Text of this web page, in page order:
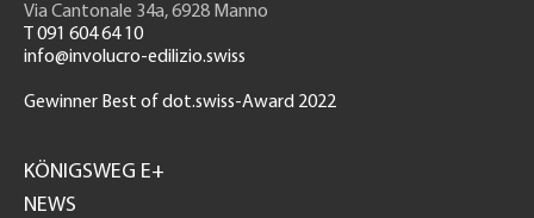
Via Cantonale 34a, 6928 Manno
T 091 604 64 10
info@involucro-edilizio.swiss
Gewinner Best of dot.swiss-Award 2022
GH
KÖNIGSWEG E+
NEWS